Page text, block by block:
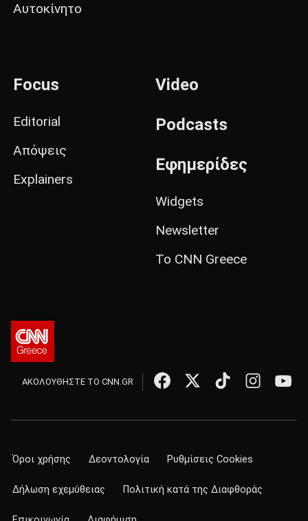
Αυτοκίνητο
Focus
Editorial
Απόψεις
Explainers
Video
Podcasts
Εφημερίδες
Widgets
Newsletter
Το CNN Greece
ΑΚΟΛΟΥΘΗΣΤΕ ΤΟ CNN.GR
Όροι χρήσης Δεοντολογία Ρυθμίσεις Cookies
Δήλωση εχεμύθειας Πολιτική κατά της Διαφθοράς